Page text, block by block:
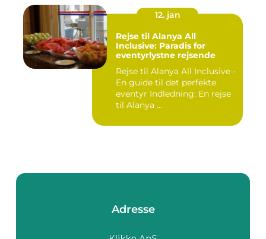
12. jan
Rejse til Alanya All
Inclusive: Paradis for
eventyrlystne rejsende
Rejse til Alanya All Inclusive -
En guide til det perfekte
eventyr Indledning: En rejse
til Alanya ...
Adresse